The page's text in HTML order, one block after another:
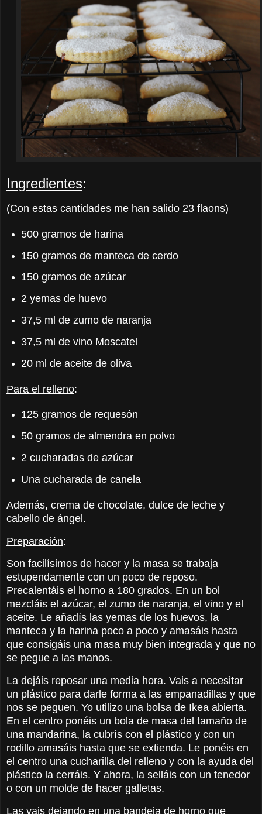
Ingredientes:
(Con estas cantidades me han salido 23 flaons)
500 gramos de harina
150 gramos de manteca de cerdo
150 gramos de azúcar
2 yemas de huevo
37,5 ml de zumo de naranja
37,5 ml de vino Moscatel
20 ml de aceite de oliva
Para el relleno:
125 gramos de requesón
50 gramos de almendra en polvo
2 cucharadas de azúcar
Una cucharada de canela
Además, crema de chocolate, dulce de leche y
cabello de ángel.
Preparación:
Son facilísimos de hacer y la masa se trabaja
estupendamente con un poco de reposo.
Precalentáis el horno a 180 grados. En un bol
mezcláis el azúcar, el zumo de naranja, el vino y el
aceite. Le añadís las yemas de los huevos, la
manteca y la harina poco a poco y amasáis hasta
que consigáis una masa muy bien integrada y que no
se pegue a las manos.
La dejáis reposar una media hora. Vais a necesitar
un plástico para darle forma a las empanadillas y que
nos se peguen. Yo utilizo una bolsa de Ikea abierta.
En el centro ponéis un bola de masa del tamaño de
una mandarina, la cubrís con el plástico y con un
rodillo amasáis hasta que se extienda. Le ponéis en
el centro una cucharilla del relleno y con la ayuda del
plástico la cerráis. Y ahora, la selláis con un tenedor
o con un molde de hacer galletas.
Las vais dejando en una bandeja de horno que